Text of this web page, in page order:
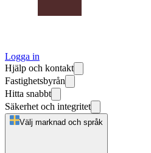
Logga in
Hjälp och kontakt
Fastighetsbyrån
Hitta snabbt
Säkerhet och integritet
Välj marknad och språk